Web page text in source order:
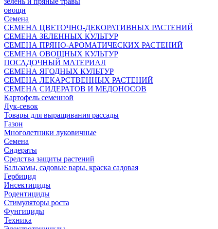
овощи
Семена
СЕМЕНА ЦВЕТОЧНО-ДЕКОРАТИВНЫХ РАСТЕНИЙ
СЕМЕНА ЗЕЛЕННЫХ КУЛЬТУР
СЕМЕНА ПРЯНО-АРОМАТИЧЕСКИХ РАСТЕНИЙ
СЕМЕНА ОВОЩНЫХ КУЛЬТУР
ПОСАДОЧНЫЙ МАТЕРИАЛ
СЕМЕНА ЯГОДНЫХ КУЛЬТУР
СЕМЕНА ЛЕКАРСТВЕННЫХ РАСТЕНИЙ
СЕМЕНА СИДЕРАТОВ И МЕДОНОСОВ
Картофель семенной
Лук-севок
Товары для выращивания рассады
Газон
Многолетники луковичные
Семена
Сидераты
Средства защиты растений
Бальзамы, садовые вары, краска садовая
Гербицид
Инсектициды
Родентициды
Стимуляторы роста
Фунгициды
Техника